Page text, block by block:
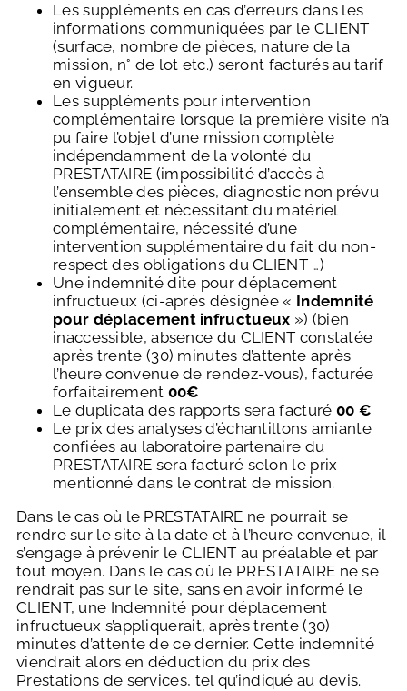
Les suppléments en cas d’erreurs dans les
informations communiquées par le CLIENT
(surface, nombre de pièces, nature de la
mission, n° de lot etc.) seront facturés au tarif
en vigueur.
Les suppléments pour intervention
complémentaire lorsque la première visite n’a
pu faire l’objet d’une mission complète
indépendamment de la volonté du
PRESTATAIRE (impossibilité d’accès à
l’ensemble des pièces, diagnostic non prévu
initialement et nécessitant du matériel
complémentaire, nécessité d’une
intervention supplémentaire du fait du non-
respect des obligations du CLIENT …)
Une indemnité dite pour déplacement
infructueux (ci-après désignée « Indemnité
pour déplacement infructueux ») (bien
inaccessible, absence du CLIENT constatée
après trente (30) minutes d’attente après
l’heure convenue de rendez-vous), facturée
forfaitairement 00€
Le duplicata des rapports sera facturé 00 €
Le prix des analyses d’échantillons amiante
confiées au laboratoire partenaire du
PRESTATAIRE sera facturé selon le prix
mentionné dans le contrat de mission.
Dans le cas où le PRESTATAIRE ne pourrait se
rendre sur le site à la date et à l’heure convenue, il
s’engage à prévenir le CLIENT au préalable et par
tout moyen. Dans le cas où le PRESTATAIRE ne se
rendrait pas sur le site, sans en avoir informé le
CLIENT, une Indemnité pour déplacement
infructueux s’appliquerait, après trente (30)
minutes d’attente de ce dernier. Cette indemnité
viendrait alors en déduction du prix des
Prestations de services, tel qu’indiqué au devis.